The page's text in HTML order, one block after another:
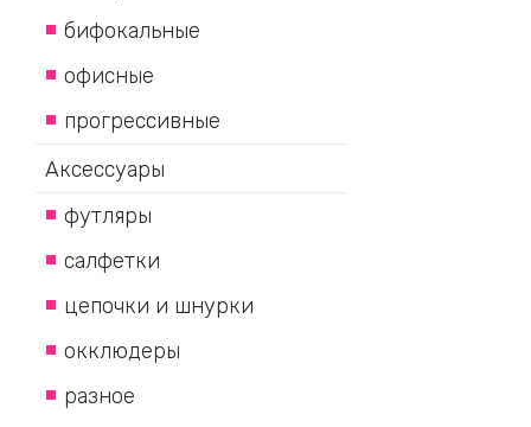
бифокальные
офисные
прогрессивные
Аксессуары
футляры
салфетки
цепочки и шнурки
окклюдеры
разное